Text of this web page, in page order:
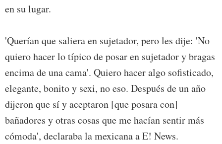
en su lugar.
'Querían que saliera en sujetador, pero les dije: 'No
quiero hacer lo típico de posar en sujetador y bragas
encima de una cama'. Quiero hacer algo sofisticado,
elegante, bonito y sexi, no eso. Después de un año
dijeron que sí y aceptaron [que posara con]
bañadores y otras cosas que me hacían sentir más
cómoda', declaraba la mexicana a E! News.